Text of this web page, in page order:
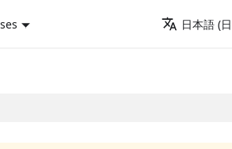
日本語 (